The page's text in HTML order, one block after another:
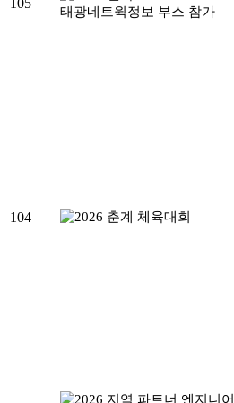
105
104